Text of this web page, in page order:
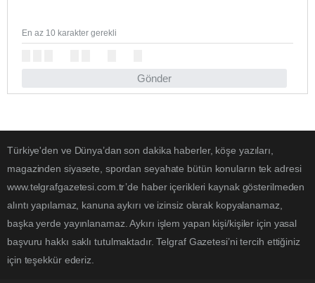
Gönder
En az 10 karakter gerekli
Türkiye'den ve Dünya’dan son dakika haberler, köşe yazıları,
magazinden siyasete, spordan seyahate bütün konuların tek adresi
www.telgrafgazetesi.com.tr’de haber içerikleri kaynak gösterilmeden
alıntı yapılamaz, kanuna aykırı ve izinsiz olarak kopyalanamaz,
başka yerde yayınlanamaz. Aykırı işlem yapan kişi/kişiler için yasal
başvuru hakkı saklı tutulmaktadır. Telgraf Gazetesi’ni tercih ettiğiniz
için teşekkür ederiz.